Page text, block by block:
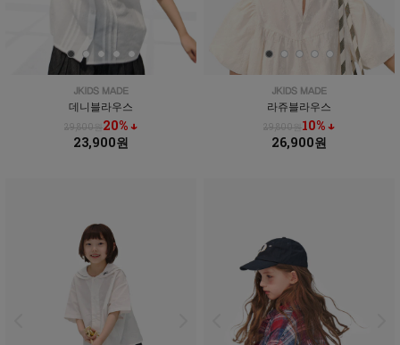
데니블라우스
29,800원20% ↓
23,900원
라쥬블라우스
29,800원10% ↓
26,900원